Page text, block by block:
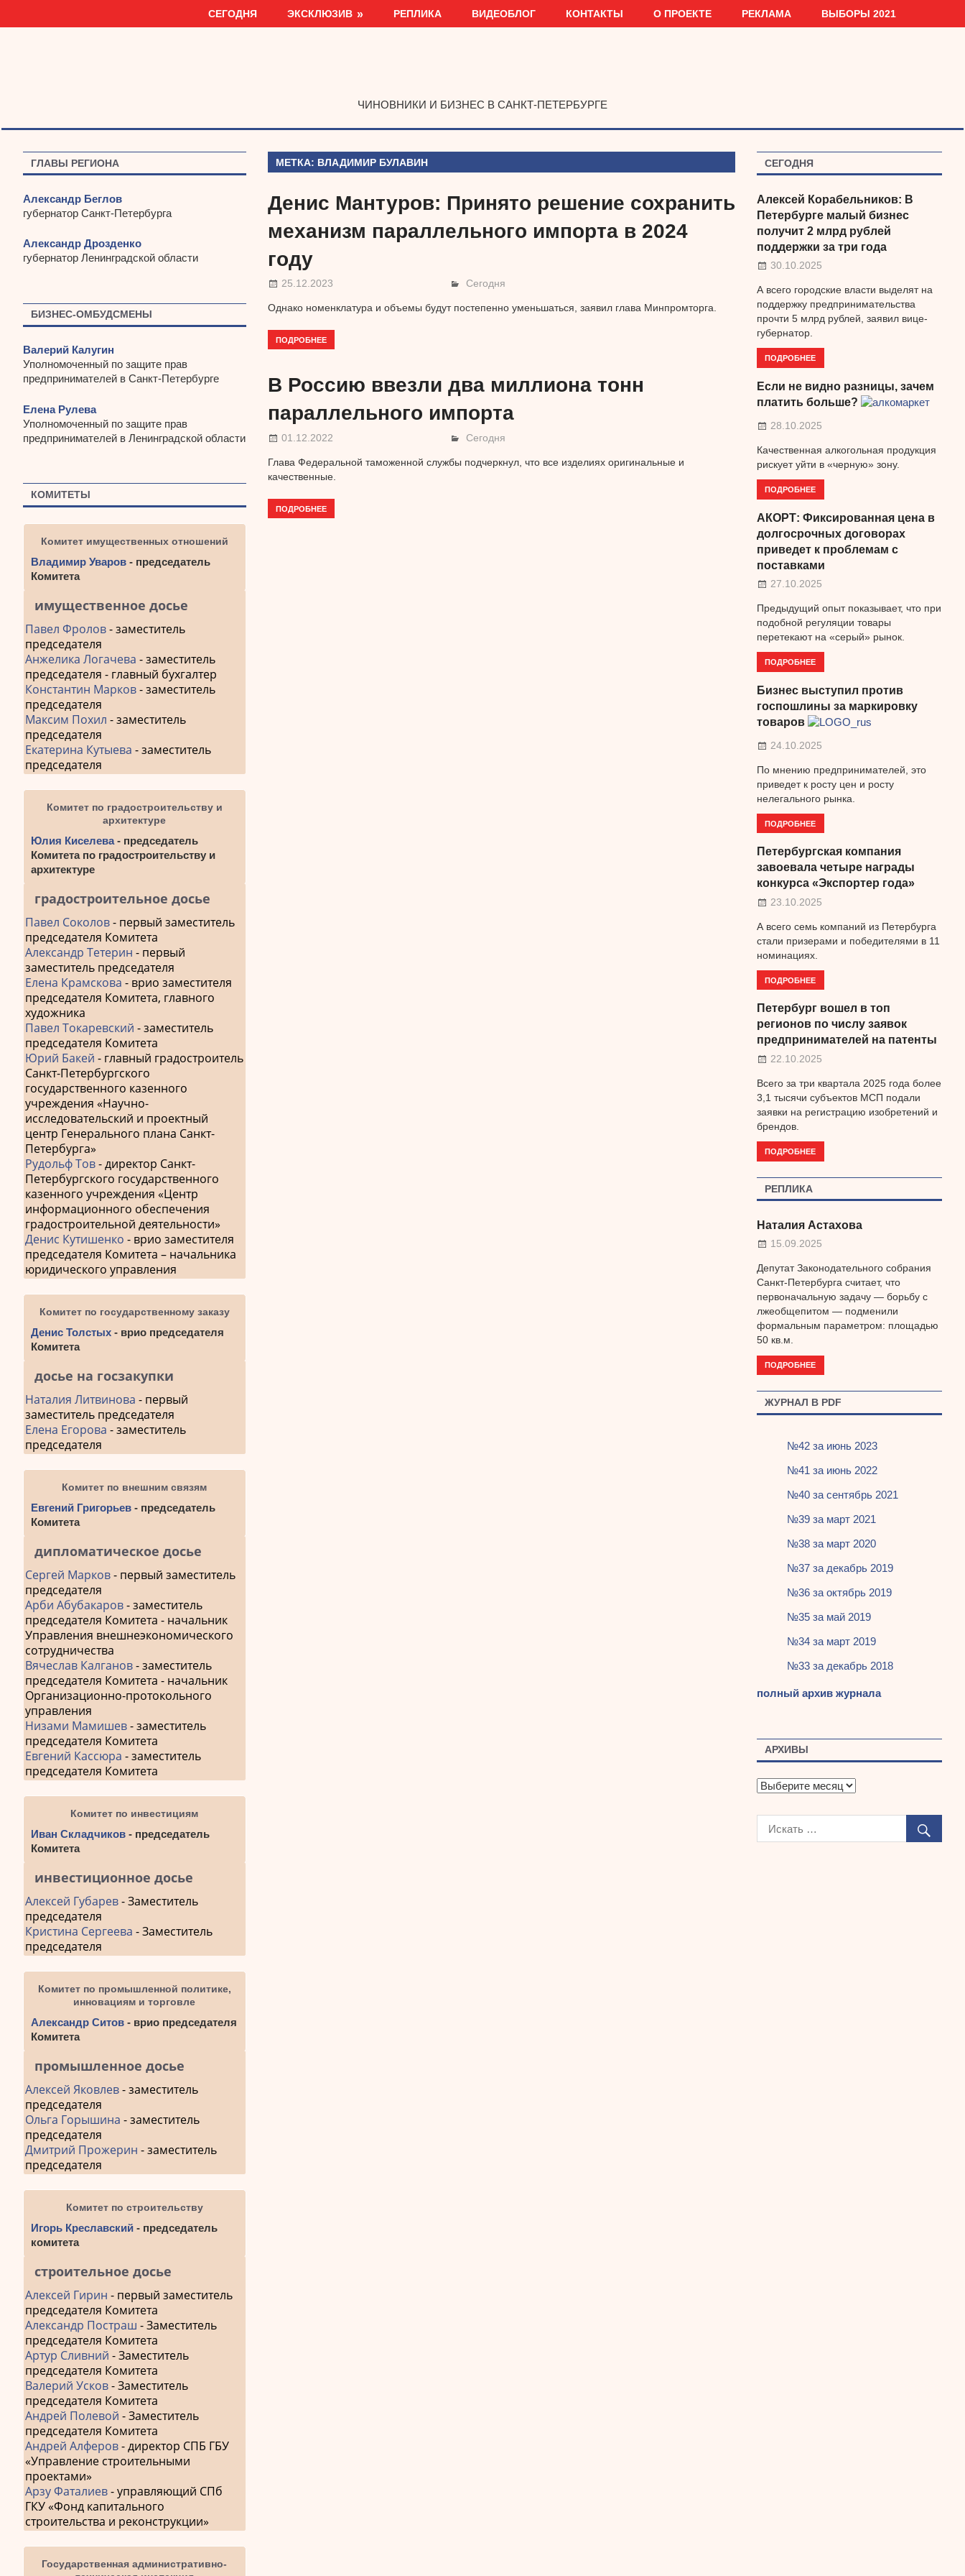
СЕГОДНЯ ЭКСКЛЮЗИВ РЕПЛИКА ВИДЕОБЛОГ КОНТАКТЫ О ПРОЕКТЕ РЕКЛАМА ВЫБОРЫ 2021
ЧИНОВНИКИ И БИЗНЕС В САНКТ-ПЕТЕРБУРГЕ
МЕТКА: ВЛАДИМИР БУЛАВИН
Денис Мантуров: Принято решение сохранить
механизм параллельного импорта в 2024
году
25.12.2023 Сегодня
Однако номенклатура и объемы будут постепенно уменьшаться, заявил глава Минпромторга.
ПОДРОБНЕЕ
В Россию ввезли два миллиона тонн
параллельного импорта
01.12.2022 Сегодня
Глава Федеральной таможенной службы подчеркнул, что все изделиях оригинальные и
качественные.
ПОДРОБНЕЕ
ГЛАВЫ РЕГИОНА
Александр Беглов
губернатор Санкт-Петербурга
Александр Дрозденко
губернатор Ленинградской области
БИЗНЕС-ОМБУДСМЕНЫ
Валерий Калугин
Уполномоченный по защите прав
предпринимателей в Санкт-Петербурге
Елена Рулева
Уполномоченный по защите прав
предпринимателей в Ленинградской области
КОМИТЕТЫ
Комитет имущественных отношений
Владимир Уваров - председатель
Комитета
имущественное досье
Павел Фролов- заместитель
председателя
Анжелика Логачева - заместитель
председателя - главный бухгалтер
Константин Марков- заместитель
председателя
Максим Похил - заместитель
председателя
Екатерина Кутыева - заместитель
председателя
Комитет по градостроительству и
архитектуре
Юлия Киселева- председатель
Комитета по градостроительству и
архитектуре
градостроительное досье
Павел Соколов- первый заместитель
председателя Комитета
Александр Тетерин - первый
заместитель председателя
Елена Крамскова - врио заместителя
председателя Комитета, главного
художника
Павел Токаревский - заместитель
председателя Комитета
Юрий Бакей - главный градостроитель
Санкт-Петербургского
государственного казенного
учреждения «Научно-
исследовательский и проектный
центр Генерального плана Санкт-
Петербурга»
Рудольф Тов- директор Санкт-
Петербургского государственного
казенного учреждения «Центр
информационного обеспечения
градостроительной деятельности»
Денис Кутишенко - врио заместителя
председателя Комитета – начальника
юридического управления
Комитет по государственному заказу
Денис Толстых - врио председателя
Комитета
досье на госзакупки
Наталия Литвинова - первый
заместитель председателя
Елена Егорова - заместитель
председателя
Комитет по внешним связям
Евгений Григорьев - председатель
Комитета
дипломатическое досье
Сергей Марков- первый заместитель
председателя
Арби Абубакаров- заместитель
председателя Комитета - начальник
Управления внешнеэкономического
сотрудничества
Вячеслав Калганов- заместитель
председателя Комитета - начальник
Организационно-протокольного
управления
Низами Мамишев- заместитель
председателя Комитета
Евгений Кассюра - заместитель
председателя Комитета
Комитет по инвестициям
Иван Складчиков - председатель
Комитета
инвестиционное досье
Алексей Губарев- Заместитель
председателя
Кристина Сергеева - Заместитель
председателя
Комитет по промышленной политике,
инновациям и торговле
Александр Ситов - врио председателя
Комитета
промышленное досье
Алексей Яковлев- заместитель
председателя
Ольга Горышина - заместитель
председателя
Дмитрий Прожерин - заместитель
председателя
Комитет по строительству
Игорь Креславский - председатель
комитета
строительное досье
Алексей Гирин - первый заместитель
председателя Комитета
Александр Постраш - Заместитель
председателя Комитета
Артур Сливний - Заместитель
председателя Комитета
Валерий Усков- Заместитель
председателя Комитета
Андрей Полевой - Заместитель
председателя Комитета
Андрей Алферов- директор СПБ ГБУ
«Управление строительными
проектами»
Арзу Фаталиев- управляющий СПб
ГКУ «Фонд капитального
строительства и реконструкции»
Государственная административно-
СЕГОДНЯ
Алексей Корабельников: В
Петербурге малый бизнес
получит 2 млрд рублей
поддержки за три года
30.10.2025
А всего городские власти выделят на
поддержку предпринимательства
прочти 5 млрд рублей, заявил вице-
губернатор.
ПОДРОБНЕЕ
Если не видно разницы, зачем
платить больше?
28.10.2025
Качественная алкогольная продукция
рискует уйти в «черную» зону.
ПОДРОБНЕЕ
АКОРТ: Фиксированная цена в
долгосрочных договорах
приведет к проблемам с
поставками
27.10.2025
Предыдущий опыт показывает, что при
подобной регуляции товары
перетекают на «серый» рынок.
ПОДРОБНЕЕ
Бизнес выступил против
госпошлины за маркировку
товаров
24.10.2025
По мнению предпринимателей, это
приведет к росту цен и росту
нелегального рынка.
ПОДРОБНЕЕ
Петербургская компания
завоевала четыре награды
конкурса «Экспортер года»
23.10.2025
А всего семь компаний из Петербурга
стали призерами и победителями в 11
номинациях.
ПОДРОБНЕЕ
Петербург вошел в топ
регионов по числу заявок
предпринимателей на патенты
22.10.2025
Всего за три квартала 2025 года более
3,1 тысячи субъектов МСП подали
заявки на регистрацию изобретений и
брендов.
ПОДРОБНЕЕ
РЕПЛИКА
Наталия Астахова
15.09.2025
Депутат Законодательного собрания
Санкт-Петербурга считает, что
первоначальную задачу — борьбу с
лжеобщепитом — подменили
формальным параметром: площадью
50 кв.м.
ПОДРОБНЕЕ
ЖУРНАЛ В PDF
№42 за июнь 2023
№41 за июнь 2022
№40 за сентябрь 2021
№39 за март 2021
№38 за март 2020
№37 за декабрь 2019
№36 за октябрь 2019
№35 за май 2019
№34 за март 2019
№33 за декабрь 2018
полный архив журнала
АРХИВЫ
А
х
в